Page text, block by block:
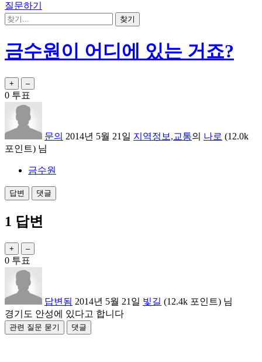
질문하기
금수원이 어디에 있는 거죠?
0 투표
문의 2014년 5월 21일 지역정보,교통의 나로 (12.0k
포인트) 님
금수원
1 답변
0 투표
답변됨 2014년 5월 21일 빛길 (12.4k 포인트) 님
경기도 안성에 있다고 합니다